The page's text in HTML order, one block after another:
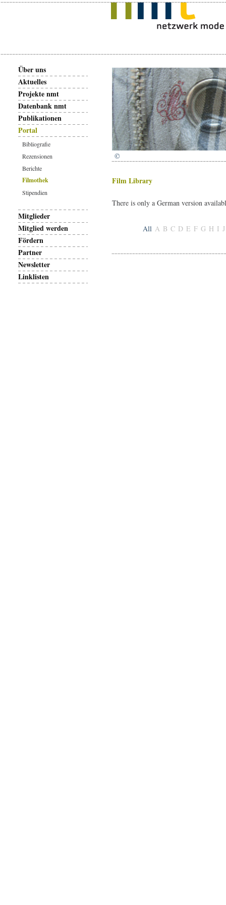
©
Film Library
There is only a German version
All A B C D E F G H I J
Über uns
Aktuelles
Projekte nmt
Datenbank nmt
Publikationen
Portal
Bibliografie
Rezensionen
Berichte
Filmothek
Stipendien
Mitglieder
Mitglied werden
Fördern
Partner
Newsletter
Linklisten